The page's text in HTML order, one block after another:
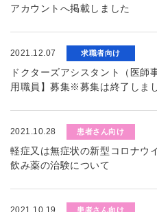
アカウントへ掲載しました
2021.12.07 求職者向け
ドクターズアシスタント（医師
用職員】募集※募集は終了しまし
2021.10.28 患者さん向け
軽症又は無症状の新型コロナウ
飲み薬の治験について
2021.10.19 患者さん向け